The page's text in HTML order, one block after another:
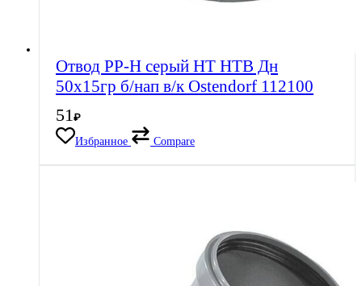
Отвод PP-H серый HT HTB Дн
50х15гр б/нап в/к Ostendorf 112100
51 ₽
Избранное
Compare